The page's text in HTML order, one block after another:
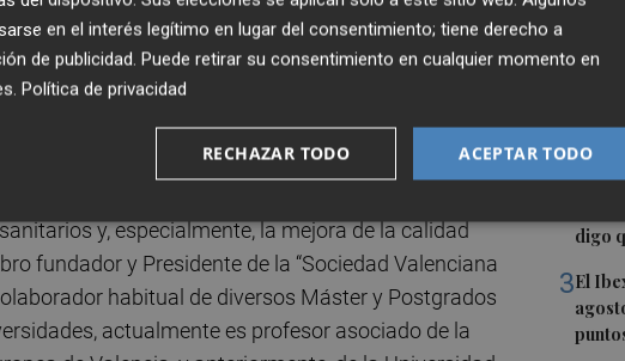
El
2
digo
3El
Adjunto a Dirección Médica del IVO. Además, durante
universitario, ocupando el puesto de Director del
en la creación de valor en el ámbito de la gestión
orientadas a la gestión de los recursos
y, especialmente, la mejora de la calidad
fundador y Presidente de la “Sociedad Valenciana
habitual de diversos Máster y Postgrados
actualmente es profesor asociado de la
en el interés legítimo en lugar del consentimiento; tiene derecho a
de publicidad. Puede retirar su consentimiento en cualquier momento en
. Política de privacidad
ACEPTAR TODO
RECHAZAR TODO